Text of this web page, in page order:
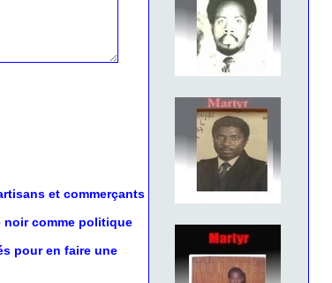
et commerçants
noir comme politique
pour en faire une